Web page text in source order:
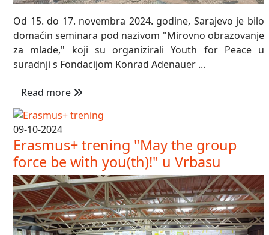
Od 15. do 17. novembra 2024. godine, Sarajevo je bilo
domaćin seminara pod nazivom "Mirovno obrazovanje
za mlade," koji su organizirali Youth for Peace u
suradnji s Fondacijom Konrad Adenauer ...
Read more
09-10-2024
Erasmus+ trening "May the group
force be with you(th)!" u Vrbasu